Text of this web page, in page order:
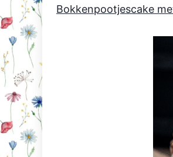
Bokkenpootjescake